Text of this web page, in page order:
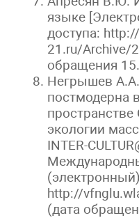
языке
доступа:
21.ru/Archive/
обращения
Негрышев
постмодерна
экологии
INTER-
http://
(дата